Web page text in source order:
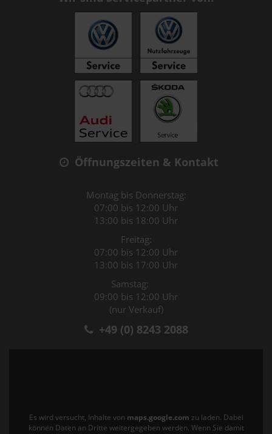
Öffnungszeiten & Kontakt
Montag bis Donnerstag:
07:00 bis 12:00 Uhr
13:00 bis 18:00 Uhr
Freitag:
07:00 bis 12:00 Uhr
13:00 bis 17:00 Uhr
Samstag:
09:00 bis 12:00 Uhr
(nur Verkauf)
+49 (0) 8243 2088
Es wird versucht, Inhalte von maps.google.com zu laden. Dabei
können Daten an Dritte weitergegeben werden. Wenn Sie damit